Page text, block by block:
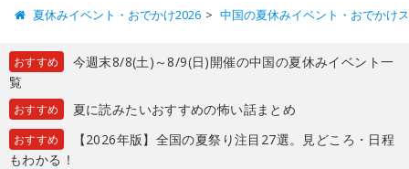
夏休みイベント・おでかけ2026 中国の夏休みイベント・おでかけ
おすすめ
今週末8/8(土)～8/9(日)開催の中国の夏休みイベント一
覧
おすすめ 夏に読みたいおすすめの怖い話まとめ
おすすめ
【2026年版】全国の夏祭り注目27選。見どころ・日程
もわかる！